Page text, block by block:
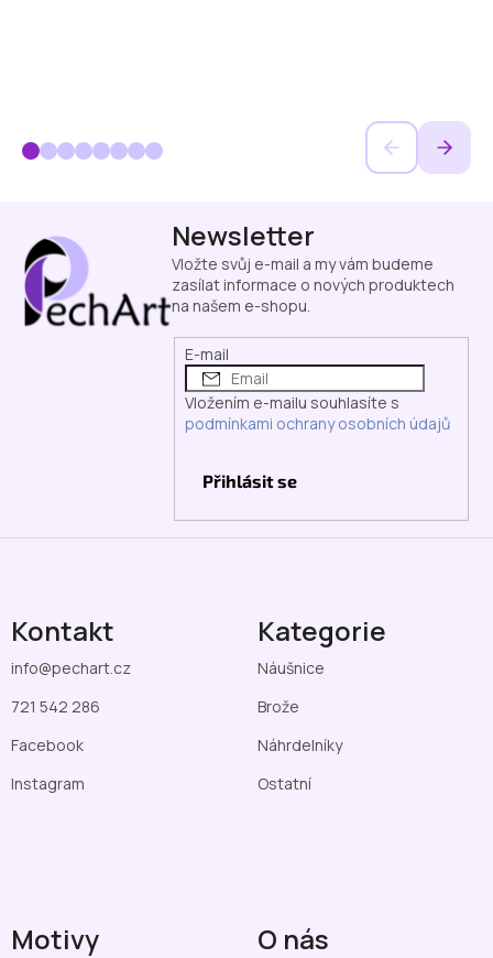
Newsletter
Vložte svůj e-mail a my vám budeme
zasílat informace o nových produktech
na našem e-shopu.
E-mail
Vložením e-mailu souhlasíte s
podmínkami ochrany osobních údajů
Přihlásit se
Kontakt
info@pechart.cz
721 542 286
Facebook
Instagram
Kategorie
Náušnice
Brože
Náhrdelníky
Ostatní
Motivy O nás